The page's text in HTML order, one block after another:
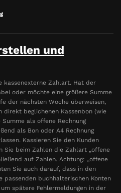
und
kassenexterne Zahlart. Hat der
oder möchte eine größere Summe
der nächsten Woche überweisen,
direkt beglichenen Kassenbon (wie
als offene Rechnung
als Bon oder A4 Rechnung
Kassieren Sie den Kunden
Sie beim Zahlen die Zahlart „offene
auf Zahlen. Achtung: „offene
Sie auch darauf, dass in den
buchhalterischen Konten
spätere Fehlermeldungen in der